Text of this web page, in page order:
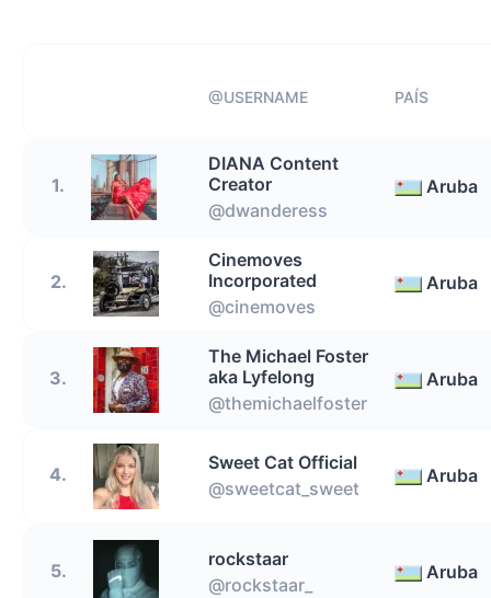
@USERNAME PAÍS
1.
DIANA Content
Creator
@dwanderess
Aruba
2.
Cinemoves
Incorporated
@cinemoves
Aruba
3.
The Michael Foster
aka Lyfelong
@themichaelfoster
Aruba
4.
Sweet Cat Official
@sweetcat_sweet
Aruba
5.
rockstaar
@rockstaar_
Aruba